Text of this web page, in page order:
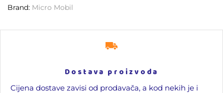
Brand: Micro Mobil
Dostava proizvoda
Cijena dostave zavisi od prodavača, a kod nekih je i